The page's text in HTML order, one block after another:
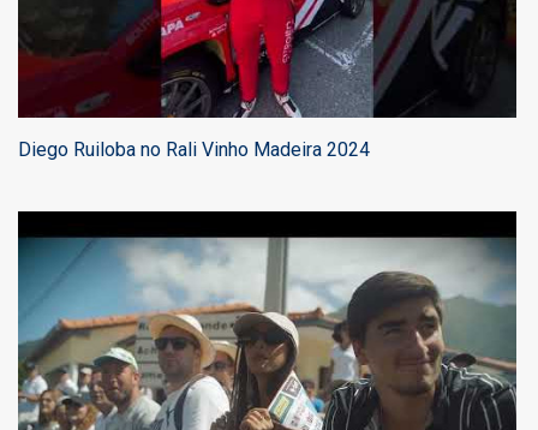
Diego Ruiloba no Rali Vinho Madeira 2024